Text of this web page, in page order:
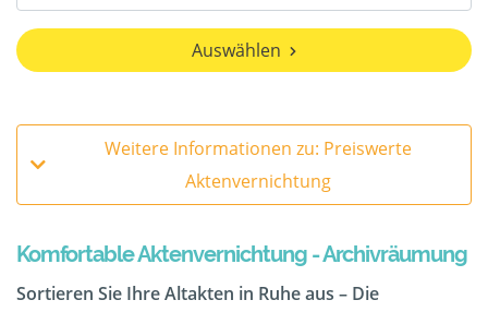
Auswählen
Weitere Informationen zu: Preiswerte
Aktenvernichtung
Komfortable Aktenvernichtung - Archivräumung
Sortieren Sie Ihre Altakten in Ruhe aus – Die